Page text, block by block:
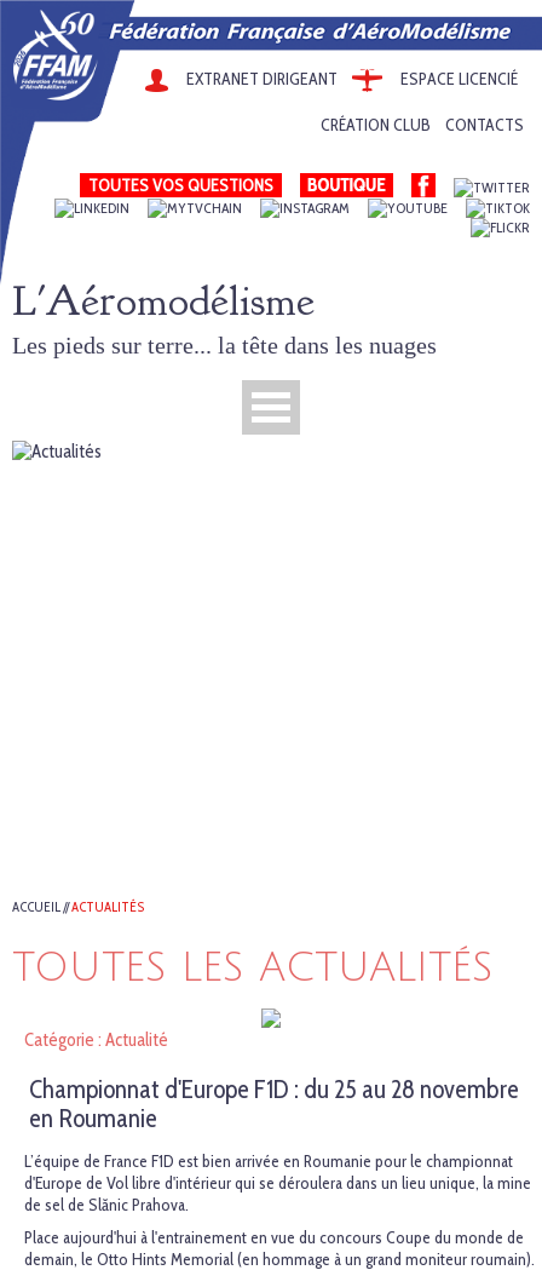
EXTRANET DIRIGEANT ESPACE LICENCIÉ
CRÉATION CLUB CONTACTS
TOUTES VOS QUESTIONS
L'Aéromodélisme
Les pieds sur terre... la tête dans les nuages
ACCUEIL//ACTUALITÉS
TOUTES LES ACTUALITÉS
Catégorie : Actualité
Championnat d'Europe F1D : du 25 au 28 novembre
en Roumanie
L’équipe de France F1D est bien arrivée en Roumanie pour le championnat
d'Europe de Vol libre d'intérieur qui se déroulera dans un lieu unique, la mine
de sel de Slănic Prahova.
Place aujourd'hui à l'entrainement en vue du concours Coupe du monde de
demain, le Otto Hints Memorial (en hommage à un grand moniteur roumain).